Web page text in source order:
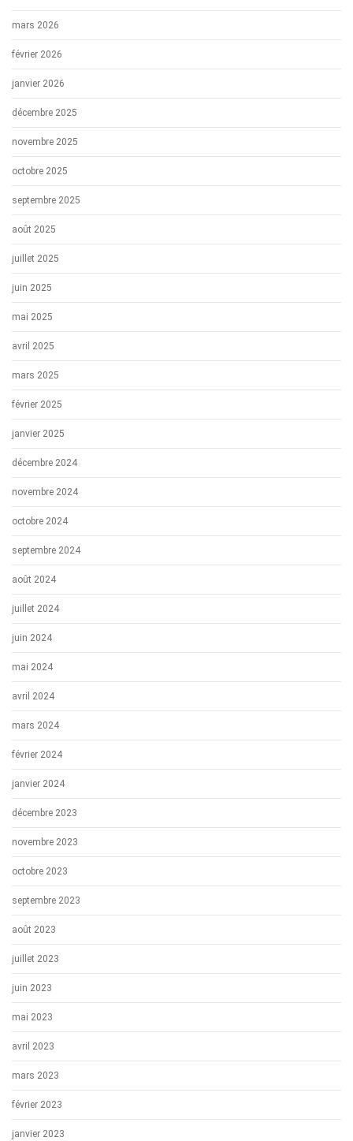
mars 2026
février 2026
janvier 2026
décembre 2025
novembre 2025
octobre 2025
septembre 2025
août 2025
juillet 2025
juin 2025
mai 2025
avril 2025
mars 2025
février 2025
janvier 2025
décembre 2024
novembre 2024
octobre 2024
septembre 2024
août 2024
juillet 2024
juin 2024
mai 2024
avril 2024
mars 2024
février 2024
janvier 2024
décembre 2023
novembre 2023
octobre 2023
septembre 2023
août 2023
juillet 2023
juin 2023
mai 2023
avril 2023
mars 2023
février 2023
janvier 2023